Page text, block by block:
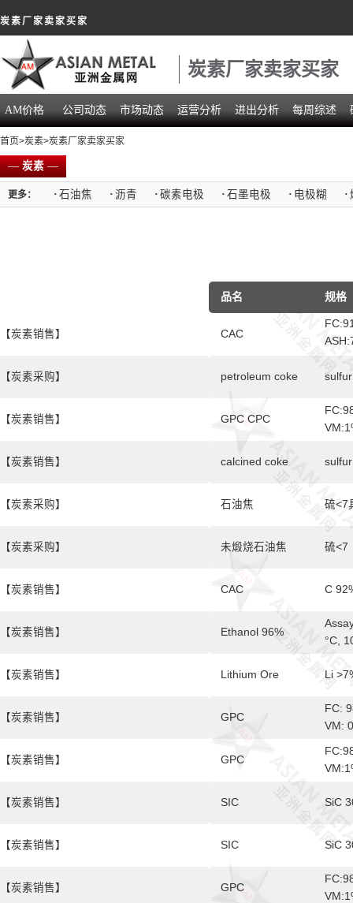
炭素厂家卖家买家
炭素厂家卖家买家
AM价格 公司动态 市场动态 运营分析 进出分析 每周综述
首页>炭素>炭素厂家卖家买家
—炭素—
更多： · 石油焦 · 沥青 · 碳素电极 · 石墨电极 · 电极糊 ·
【炭素销售】
【炭素采购】
【炭素销售】
【炭素销售】
【炭素采购】
【炭素采购】
【炭素销售】
【炭素销售】
【炭素销售】
【炭素销售】
【炭素销售】
【炭素销售】
【炭素销售】
【炭素销售】
品名 规格
CAC
petroleum coke
GPC CPC
calcined coke
石油焦 硫<7
未煅烧石油焦 硫<7
CAC C
Ethanol 96%
°C,
Lithium Ore Li
GPC
FC:
VM:
GPC
SIC SiC
SIC SiC
GPC